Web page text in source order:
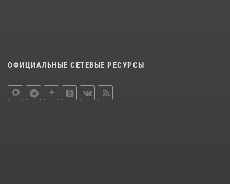
ОФИЦИАЛЬНЫЕ СЕТЕВЫЕ РЕСУРСЫ